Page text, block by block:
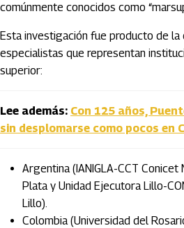
comúnmente conocidos como
Esta investigación fue producto de la
especialistas que representan
superior:
Lee además: Con 125 años,
sin desplomarse como pocos en
Argentina (IANIGLA-CCT Conicet
Plata y Unidad Ejecutora Lillo-
Lillo).
Colombia (Universidad del